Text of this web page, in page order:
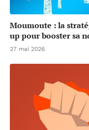
Moumoute : la
up pour booster sa
27 mai 2026